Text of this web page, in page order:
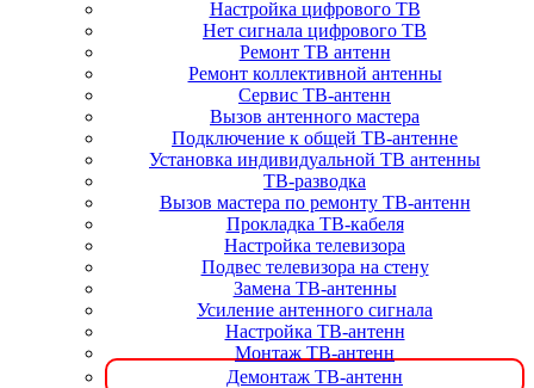
Настройка цифрового ТВ
Нет сигнала цифрового ТВ
Ремонт ТВ антенн
Ремонт коллективной антенны
Сервис ТВ-антенн
Вызов антенного мастера
Подключение к общей ТВ-антенне
Установка индивидуальной ТВ антенны
ТВ-разводка
Вызов мастера по ремонту ТВ-антенн
Прокладка ТВ-кабеля
Настройка телевизора
Подвес телевизора на стену
Замена ТВ-антенны
Усиление антенного сигнала
Настройка ТВ-антенн
Монтаж ТВ-антенн
Демонтаж ТВ-антенн